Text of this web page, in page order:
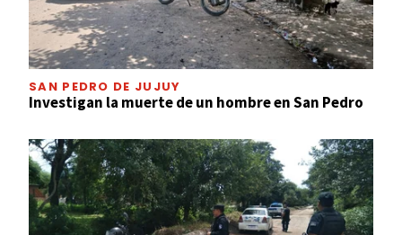
SAN PEDRO DE JUJUY
Investigan la muerte de un hombre en San Pedro